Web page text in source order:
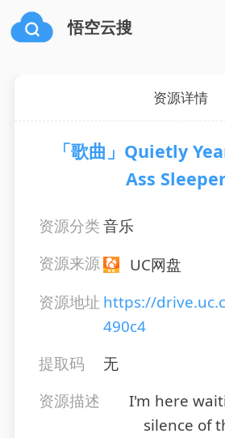
悟空云搜
资源详情
「歌曲」Quietly
Ass
资源分类音乐
资源来源
UC网盘
资源地址 https://
490c4
提取码
无
资源描述
I'm here
silence of